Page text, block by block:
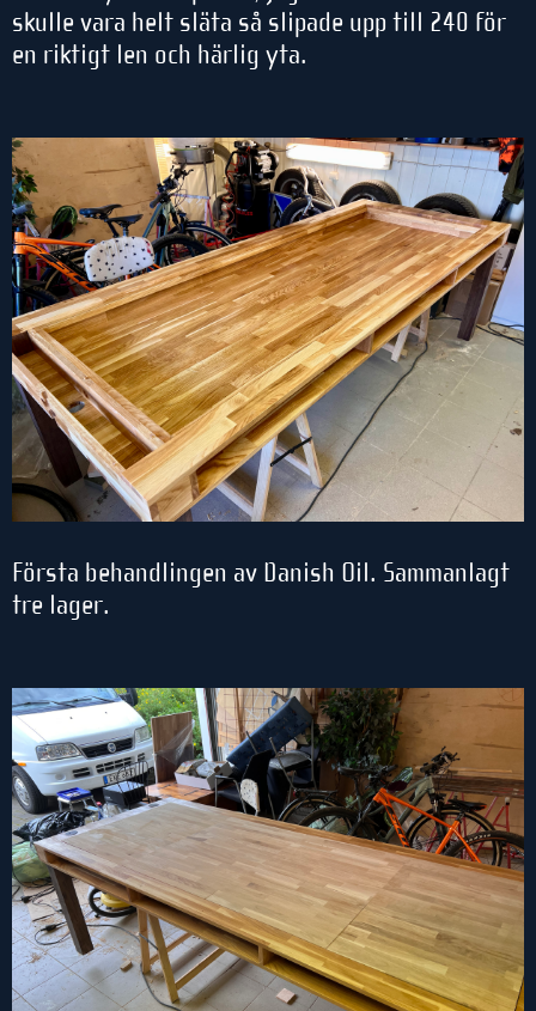
skulle vara helt släta så slipade upp till 240 för
en riktigt len och härlig yta.
Första behandlingen av Danish Oil. Sammanlagt
tre lager.